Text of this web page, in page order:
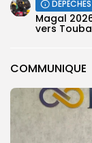
COMMUNIQUE
DÉPÊCHES
Magal
vers Touba